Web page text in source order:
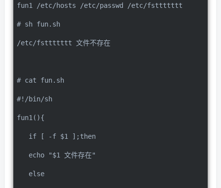
fun1 /etc/hosts /etc/passwd /etc/fsttttttt
# sh fun.sh
/etc/fsttttttt 文件不存在
# cat fun.sh
#!/bin/sh
fun1(){
if [ -f $1 ];then
echo "$1 文件存在"
else